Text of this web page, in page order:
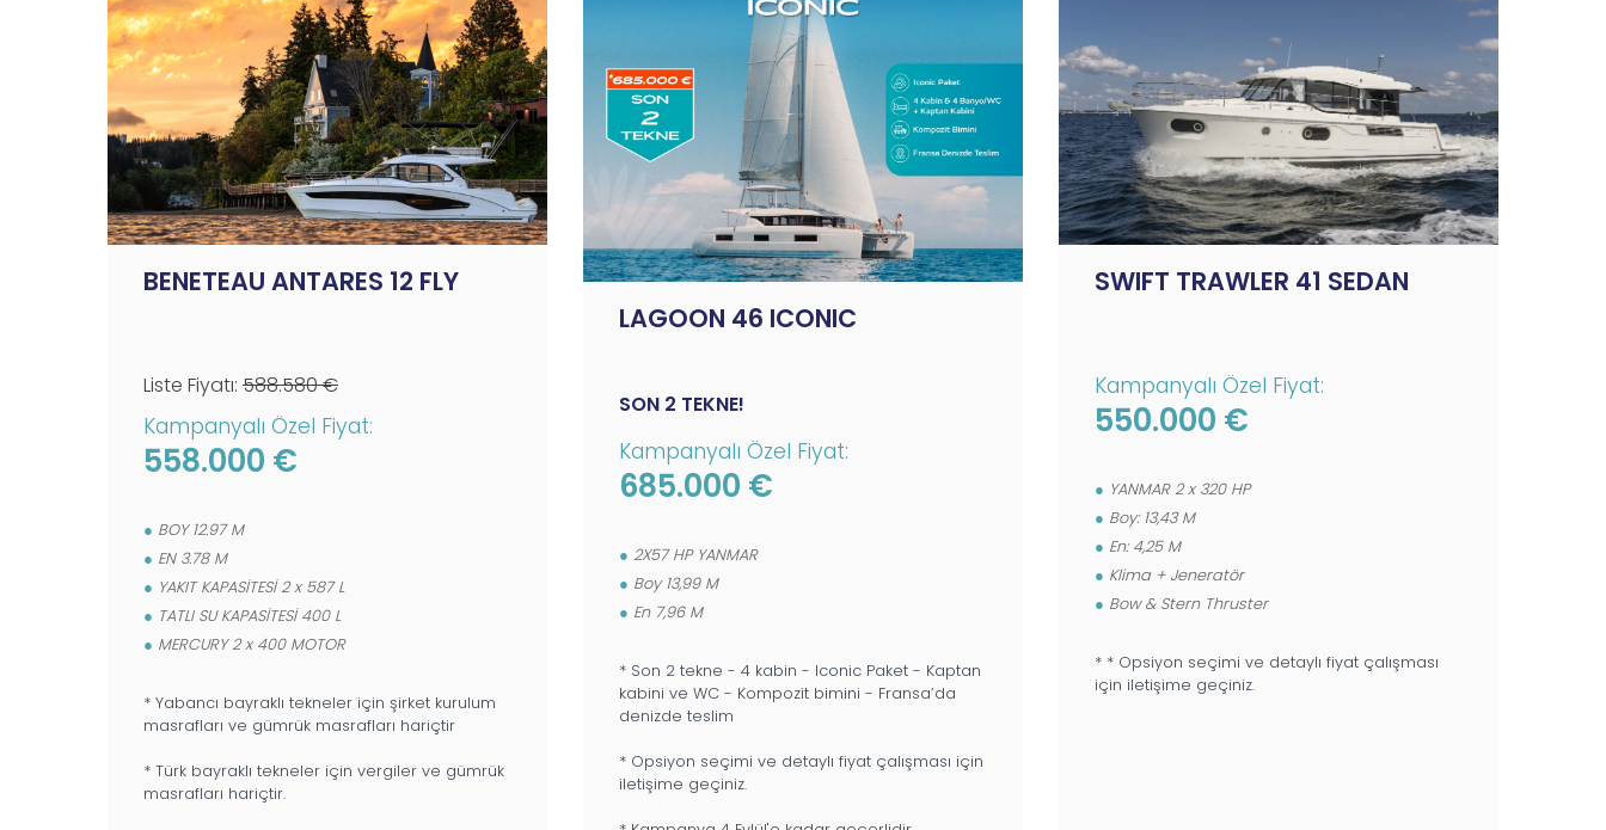
BENETEAU ANTARES 12 FLY
Liste Fiyatı: 588.580 €
Kampanyalı Özel Fiyat:
558.000 €
BOY 12.97 M
EN 3.78 M
YAKIT KAPASİTESİ 2 x 587 L
TATLI SU KAPASİTESİ 400 L
MERCURY 2 x 400 MOTOR
* Yabancı bayraklı tekneler için şirket kurulum
masrafları ve gümrük masrafları hariçtir
* Türk bayraklı tekneler için vergiler ve gümrük
masrafları hariçtir.
LAGOON 46 ICONIC
SON 2 TEKNE!
Kampanyalı Özel Fiyat:
685.000 €
2X57 HP YANMAR
Boy 13,99 M
En 7,96 M
* Son 2 tekne - 4 kabin - Iconic Paket - Kaptan
kabini ve WC - Kompozit bimini - Fransa’da
denizde teslim
* Opsiyon seçimi ve detaylı fiyat çalışması için
iletişime geçiniz.
SWIFT TRAWLER 41 SEDAN
Kampanyalı Özel Fiyat:
550.000 €
YANMAR 2 x 320 HP
Boy: 13,43 M
En: 4,25 M
Klima + Jeneratör
Bow & Stern Thruster
* * Opsiyon seçimi ve detaylı fiyat çalışması
için iletişime geçiniz.